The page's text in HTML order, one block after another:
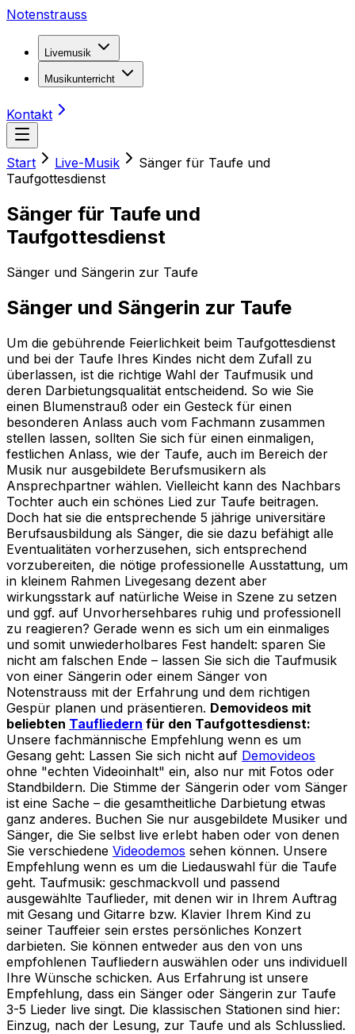
Notenstrauss
Livemusik
Musikunterricht
Kontakt
Start Live-Musik
Sänger für Taufe und
Taufgottesdienst
Sänger für Taufe und
Taufgottesdienst
Sänger und Sängerin zur Taufe
Sänger und Sängerin zur Taufe
Um die gebührende Feierlichkeit beim Taufgottesdienst
und bei der Taufe Ihres Kindes nicht dem Zufall zu
überlassen, ist die richtige Wahl der Taufmusik und
deren Darbietungsqualität entscheidend. So wie Sie
einen Blumenstrauß oder ein Gesteck für einen
besonderen Anlass auch vom Fachmann zusammen
stellen lassen, sollten Sie sich für einen einmaligen,
festlichen Anlass, wie der Taufe, auch im Bereich der
Musik nur ausgebildete Berufsmusikern als
Ansprechpartner wählen. Vielleicht kann des Nachbars
Tochter auch ein schönes Lied zur Taufe beitragen.
Doch hat sie die entsprechende 5 jährige universitäre
Berufsausbildung als Sänger, die sie dazu befähigt alle
Eventualitäten vorherzusehen, sich entsprechend
vorzubereiten, die nötige professionelle Ausstattung, um
in kleinem Rahmen Livegesang dezent aber
wirkungsstark auf natürliche Weise in Szene zu setzen
und ggf. auf Unvorhersehbares ruhig und professionell
zu reagieren? Gerade wenn es sich um ein einmaliges
und somit unwiederholbares Fest handelt: sparen Sie
nicht am falschen Ende – lassen Sie sich die Taufmusik
von einer Sängerin oder einem Sänger von
Notenstrauss mit der Erfahrung und dem richtigen
Gespür planen und präsentieren. Demovideos mit
beliebten Taufliedern für den Taufgottesdienst:
Unsere fachmännische Empfehlung wenn es um
Gesang geht: Lassen Sie sich nicht auf Demovideos
ohne "echten Videoinhalt" ein, also nur mit Fotos oder
Standbildern. Die Stimme der Sängerin oder vom Sänger
ist eine Sache – die gesamtheitliche Darbietung etwas
ganz anderes. Buchen Sie nur ausgebildete Musiker und
Sänger, die Sie selbst live erlebt haben oder von denen
Sie verschiedene Videodemos sehen können. Unsere
Empfehlung wenn es um die Liedauswahl für die Taufe
geht. Taufmusik: geschmackvoll und passend
ausgewählte Tauflieder, mit denen wir in Ihrem Auftrag
mit Gesang und Gitarre bzw. Klavier Ihrem Kind zu
seiner Tauffeier sein erstes persönliches Konzert
darbieten. Sie können entweder aus den von uns
empfohlenen Taufliedern auswählen oder uns individuell
Ihre Wünsche schicken. Aus Erfahrung ist unsere
Empfehlung, dass ein Sänger oder Sängerin zur Taufe
3-5 Lieder live singt. Die klassischen Stationen sind hier:
Einzug, nach der Lesung, zur Taufe und als Schlusslied.